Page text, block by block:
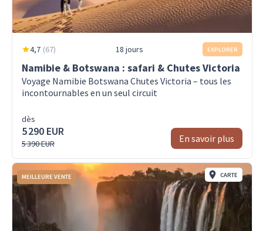
4,7 (67) 18 jours EXPLORER
Namibie & Botswana : safari & Chutes Victoria
Voyage Namibie Botswana Chutes Victoria – tous les
incontournables en un seul circuit
dès
5 290 EUR
5 390 EUR En savoir plus
MEILLEURE VENTE CARTE